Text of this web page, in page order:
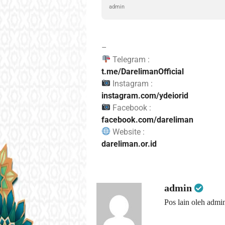
admin
–
Telegram :
t.me/DarelimanOfficial
Instagram :
instagram.com/ydeiorid
Facebook :
facebook.com/dareliman
Website :
dareliman.or.id
admin
Pos lain oleh